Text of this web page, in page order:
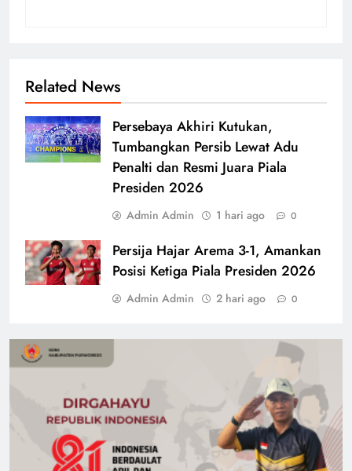
Related News
Persebaya Akhiri Kutukan,
Tumbangkan Persib Lewat Adu
Penalti dan Resmi Juara Piala
Presiden 2026
Admin Admin 1 hari ago 0
Persija Hajar Arema 3-1, Amankan
Posisi Ketiga Piala Presiden 2026
Admin Admin 2 hari ago 0